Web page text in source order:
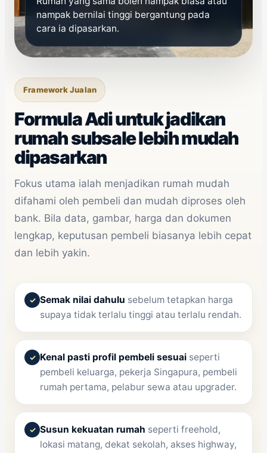
nampak bernilai tinggi bergantung pada
cara ia dipasarkan.
Framework Jualan
Formula Adi untuk jadikan
rumah subsale lebih mudah
dipasarkan
Fokus utama ialah menjadikan rumah mudah
difahami oleh pembeli dan mudah diproses oleh
bank. Bila data, gambar, harga dan dokumen
lengkap, keputusan pembeli biasanya lebih cepat
dan lebih yakin.
✓ Semak nilai dahulu sebelum tetapkan harga
supaya tidak terlalu tinggi atau terlalu rendah.
✓ Kenal pasti profil pembeli sesuai seperti
pembeli keluarga, pekerja Singapura, pembeli
rumah pertama, pelabur sewa atau upgrader.
✓ Susun kekuatan rumah seperti freehold,
lokasi matang, dekat sekolah, akses highway,